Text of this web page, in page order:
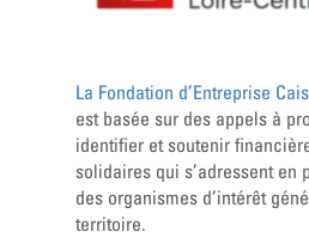
La Fondation d’Entreprise
est basée sur des appels à
identifier et soutenir
solidaires qui s’adressent en
des organismes d’intérêt
territoire.